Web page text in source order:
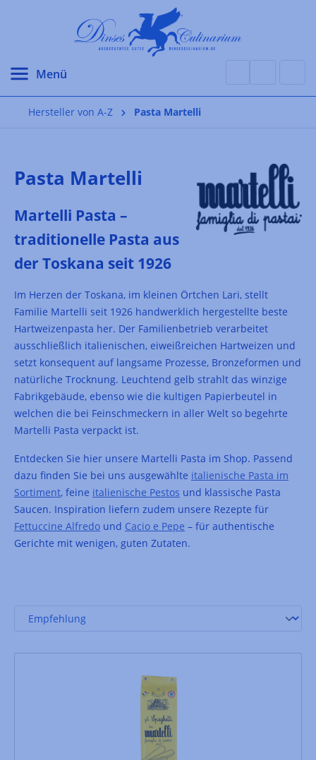
Hersteller von A-Z Pasta Martelli
Pasta Martelli
Martelli Pasta –
traditionelle Pasta aus
der Toskana seit 1926
Im Herzen der Toskana, im kleinen Örtchen Lari, stellt
Familie Martelli seit 1926 handwerklich hergestellte beste
Hartweizenpasta her. Der Familienbetrieb verarbeitet
ausschließlich italienischen, eiweißreichen Hartweizen und
setzt konsequent auf langsame Prozesse, Bronzeformen und
natürliche Trocknung. Leuchtend gelb strahlt das winzige
Fabrikgebäude, ebenso wie die kultigen Papierbeutel in
welchen die bei Feinschmeckern in aller Welt so begehrte
Martelli Pasta verpackt ist.
Entdecken Sie hier unsere Martelli Pasta im Shop. Passend
dazu finden Sie bei uns ausgewählte italienische Pasta im
Sortiment, feine italienische Pestos und klassische Pasta
Saucen. Inspiration liefern zudem unsere Rezepte für
Fettuccine Alfredo und Cacio e Pepe – für authentische
Gerichte mit wenigen, guten Zutaten.